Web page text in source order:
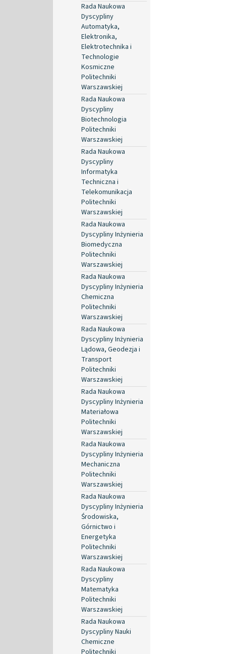
Rada Naukowa
Dyscypliny
Automatyka,
Elektronika,
Elektrotechnika i
Technologie
Kosmiczne
Politechniki
Warszawskiej
Rada Naukowa
Dyscypliny
Biotechnologia
Politechniki
Warszawskiej
Rada Naukowa
Dyscypliny
Informatyka
Techniczna i
Telekomunikacja
Politechniki
Warszawskiej
Rada Naukowa
Dyscypliny Inżynieria
Biomedyczna
Politechniki
Warszawskiej
Rada Naukowa
Dyscypliny Inżynieria
Chemiczna
Politechniki
Warszawskiej
Rada Naukowa
Dyscypliny Inżynieria
Lądowa, Geodezja i
Transport
Politechniki
Warszawskiej
Rada Naukowa
Dyscypliny Inżynieria
Materiałowa
Politechniki
Warszawskiej
Rada Naukowa
Dyscypliny Inżynieria
Mechaniczna
Politechniki
Warszawskiej
Rada Naukowa
Dyscypliny Inżynieria
Środowiska,
Górnictwo i
Energetyka
Politechniki
Warszawskiej
Rada Naukowa
Dyscypliny
Matematyka
Politechniki
Warszawskiej
Rada Naukowa
Dyscypliny Nauki
Chemiczne
Politechniki